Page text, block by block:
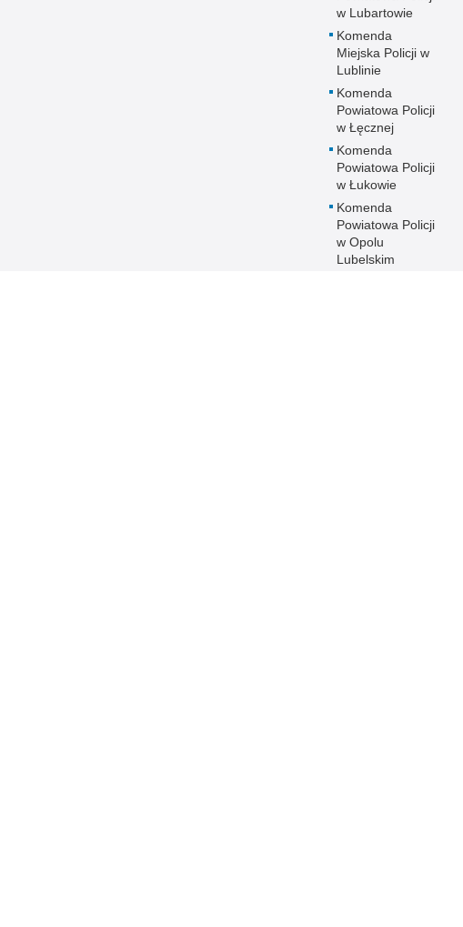
w Lubartowie
Komenda
Miejska Policji w
Lublinie
Komenda
Powiatowa Policji
w Łęcznej
Komenda
Powiatowa Policji
w Łukowie
Komenda
Powiatowa Policji
w Opolu
Lubelskim